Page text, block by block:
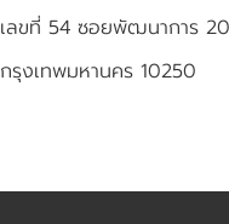
เลขที่ 54 ซอยพัฒนาการ
กรุงเทพมหานคร 10250